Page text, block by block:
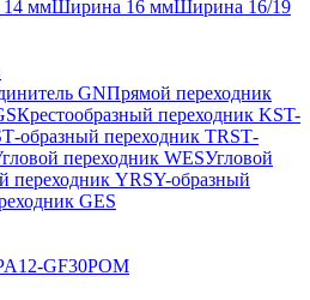
ммШирина 16 ммШирина 16/19
GNПрямой переходник
Крестообразный переходник KST-
Т-образный переходник TRSТ-
переходник WESУгловой
переходник YRSY-образный
GES
GF30POM